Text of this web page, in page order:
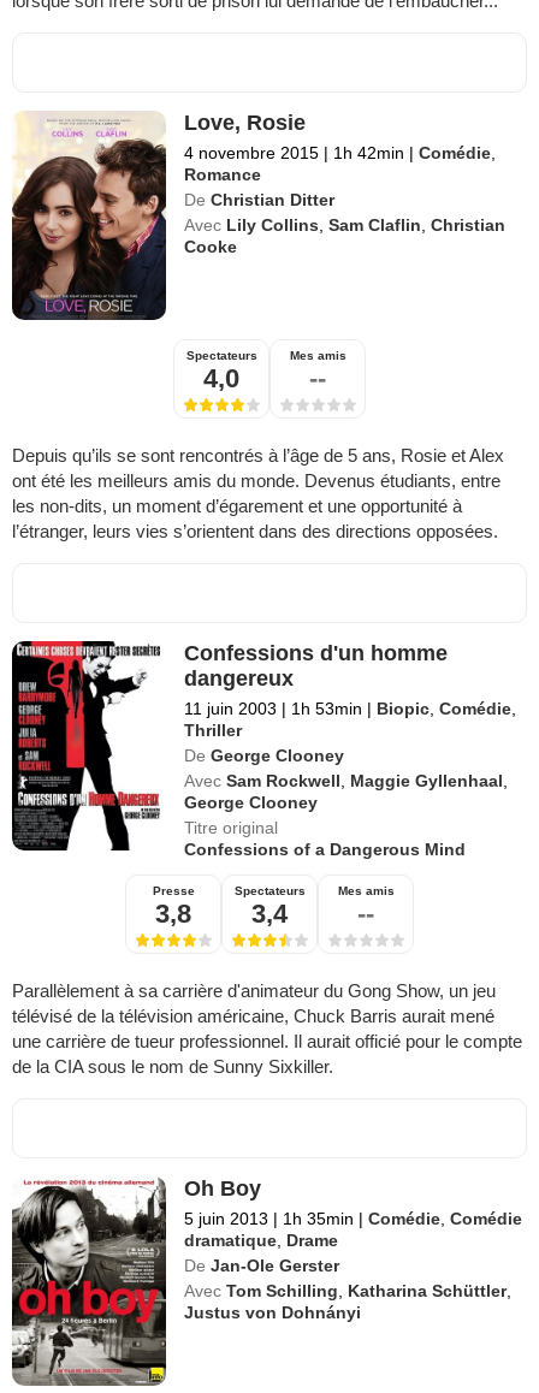
Love, Rosie
4 novembre 2015 | 1h 42min | Comédie
Romance
De Christian Ditter
Avec Lily Collins ,Sam Claflin ,Christian
Cooke
Spectateurs
4,0
Mes amis
--
Depuis qu’ils se sont rencontrés à l’âge de 5 ans, Rosie et Alex
ont été les meilleurs amis du monde. Devenus étudiants, entre
les non-dits, un moment d’égarement et une opportunité à
l’étranger, leurs vies s’orientent dans des directions opposées.
Confessions d'un homme
dangereux
11 juin 2003 | 1h 53min | Biopic ,Comédie
Thriller
De George Clooney
Avec Sam Rockwell Maggie Gyllenhaal
George Clooney
Titre original
Confessions of a Dangerous Mind
Presse
3,8
Spectateurs
3,4
Mes amis
--
Parallèlement à sa carrière d'animateur du Gong Show, un jeu
télévisé de la télévision américaine, Chuck Barris aurait mené
une carrière de tueur professionnel. Il aurait officié pour le compte
de la CIA sous le nom de Sunny Sixkiller.
Oh Boy
5 juin 2013 | 1h 35min | Comédie ,Comédie
dramatique Drame
De Jan-Ole Gerster
Avec Tom Schilling Katharina Schüttler,
Justus von Dohnányi